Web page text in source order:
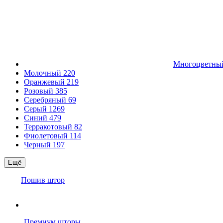
Молочный 220
Оранжевый 219
Розовый 385
Серебряный 69
Серый 1269
Синий 479
Терракотовый 82
Фиолетовый 114
Черный 197
Ещё
Пошив штор